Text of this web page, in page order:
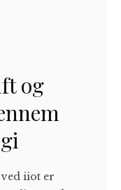
og
iiot er